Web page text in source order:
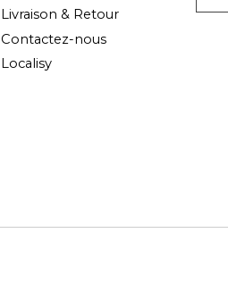
Livraison & Retour
Contactez-nous
Localisy